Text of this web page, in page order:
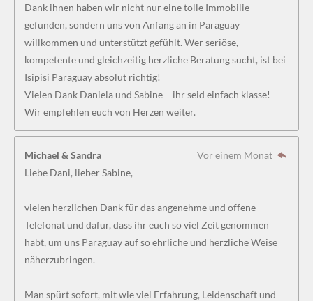
Dank ihnen haben wir nicht nur eine tolle Immobilie
gefunden, sondern uns von Anfang an in Paraguay
willkommen und unterstützt gefühlt. Wer seriöse,
kompetente und gleichzeitig herzliche Beratung sucht, ist bei
Isipisi Paraguay absolut richtig!
Vielen Dank Daniela und Sabine – ihr seid einfach klasse!
Wir empfehlen euch von Herzen weiter.
Michael & Sandra
Vor einem Monat
Liebe Dani, lieber Sabine,
vielen herzlichen Dank für das angenehme und offene
Telefonat und dafür, dass ihr euch so viel Zeit genommen
habt, um uns Paraguay auf so ehrliche und herzliche Weise
näherzubringen.
Man spürt sofort, mit wie viel Erfahrung, Leidenschaft und